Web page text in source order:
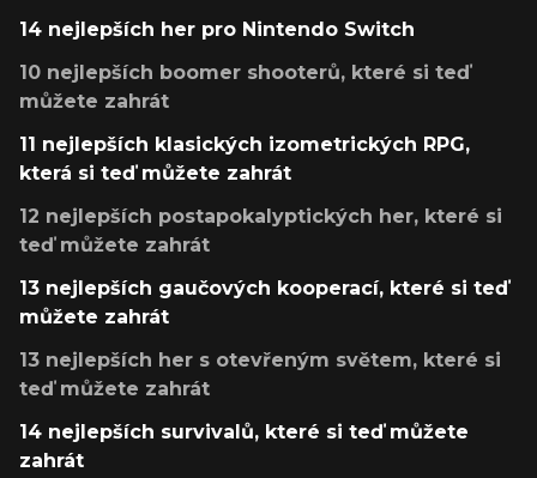
14 nejlepších her pro Nintendo Switch
10 nejlepších boomer shooterů, které si teď
můžete zahrát
11 nejlepších klasických izometrických RPG,
která si teď můžete zahrát
12 nejlepších postapokalyptických her, které si
teď můžete zahrát
13 nejlepších gaučových kooperací, které si teď
můžete zahrát
13 nejlepších her s otevřeným světem, které si
teď můžete zahrát
14 nejlepších survivalů, které si teď můžete
zahrát